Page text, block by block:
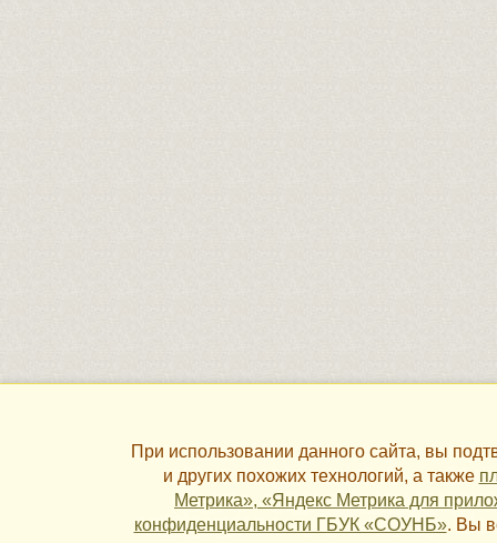
При использовании данного сайта, вы
и других похожих технологий, а также
Метрика», «Яндекс Метрика для
конфиденциальности ГБУК «СОУНБ». Вы